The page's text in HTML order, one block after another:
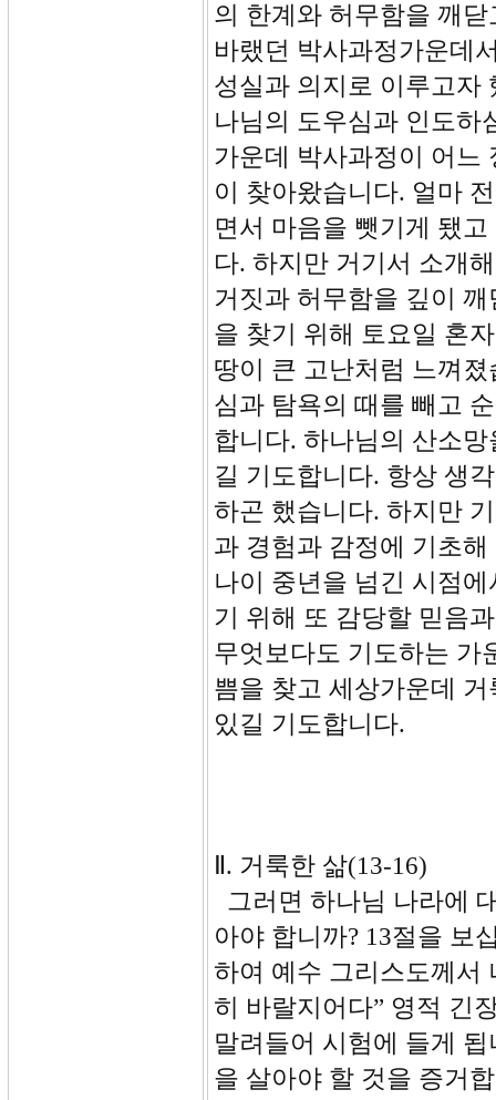
의 한계와 허무함을 깨
바랬던 박사과정가운데
성실과 의지로 이루고자
나님의 도우심과 인도하
가운데 박사과정이 어느
이 찾아왔습니다. 얼마
면서 마음을 뺏기게 됐
다. 하지만 거기서 소개
거짓과 허무함을 깊이
을 찾기 위해 토요일 혼
땅이 큰 고난처럼 느껴
심과 탐욕의 때를 빼고
합니다. 하나님의 산소
길 기도합니다. 항상 생
하곤 했습니다. 하지만
과 경험과 감정에 기초
나이 중년을 넘긴 시점
기 위해 또 감당할 믿음
무엇보다도 기도하는 가
쁨을 찾고 세상가운데
있길 기도합니다.
Ⅱ. 거룩한 삶(13-16)
그러면 하나님 나라에
아야 합니까? 13절을 보
하여 예수 그리스도께서
히 바랄지어다” 영적 긴
말려들어 시험에 들게
을 살아야 할 것을 증거